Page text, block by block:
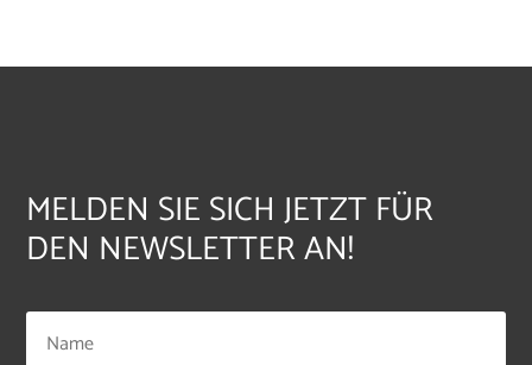
MELDEN SIE SICH JETZT FÜR
DEN NEWSLETTER AN!